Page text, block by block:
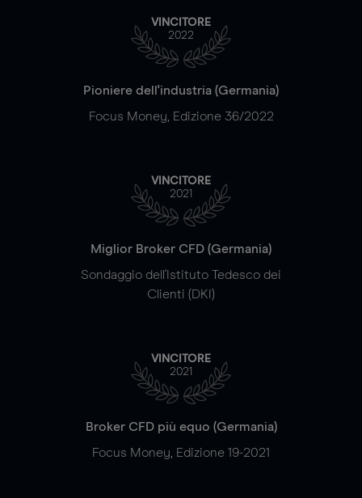
VINCITORE
2022
Pioniere dell'industria (Germania)
Focus Money, Edizione 36/2022
VINCITORE
2021
Miglior Broker CFD (Germania)
Sondaggio dell'Istituto Tedesco dei
Clienti (DKI)
VINCITORE
2021
Broker CFD più equo (Germania)
Focus Money, Edizione 19-2021